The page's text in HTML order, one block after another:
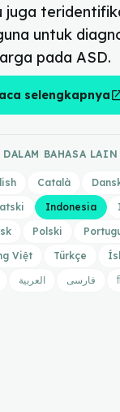
juga
untuk
pada ASD.
selengkapnya
DALAM BAHASA LAIN
Català
Indonesia
Polski
Việt
Türkçe
العربية فارسی